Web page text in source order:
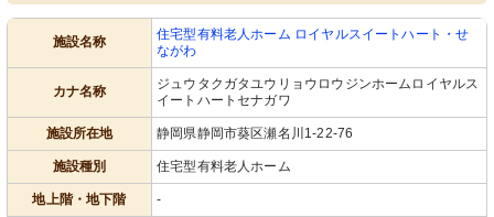
バリアフリー設計の清潔な浴室で、ご
利用者の快適な入浴をサポートしま
喫茶店
木のぬくもりあふれる空間で、ゆった
りとした時間を過ごせます。
施設名称
住宅型有料老人ホーム ロイヤルスイートハート・せ
ながわ
カナ名称
ジュウタクガタユウリョウロウジンホームロイヤルス
イートハートセナガワ
施設所在地 静岡県静岡市葵区瀬名川1-22-76
施設種別 住宅型有料老人ホーム
地上階・地下階 -